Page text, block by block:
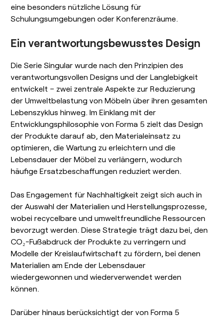
eine besonders nützliche Lösung für
Schulungsumgebungen oder Konferenzräume.
Ein verantwortungsbewusstes Design
Die Serie Singular wurde nach den Prinzipien des
verantwortungsvollen Designs und der Langlebigkeit
entwickelt – zwei zentrale Aspekte zur Reduzierung
der Umweltbelastung von Möbeln über ihren gesamten
Lebenszyklus hinweg. Im Einklang mit der
Entwicklungsphilosophie von Forma 5 zielt das Design
der Produkte darauf ab, den Materialeinsatz zu
optimieren, die Wartung zu erleichtern und die
Lebensdauer der Möbel zu verlängern, wodurch
häufige Ersatzbeschaffungen reduziert werden.
Das Engagement für Nachhaltigkeit zeigt sich auch in
der Auswahl der Materialien und Herstellungsprozesse,
wobei recycelbare und umweltfreundliche Ressourcen
bevorzugt werden. Diese Strategie trägt dazu bei, den
CO₂-Fußabdruck der Produkte zu verringern und
Modelle der Kreislaufwirtschaft zu fördern, bei denen
Materialien am Ende der Lebensdauer
wiedergewonnen und wiederverwendet werden
können.
Darüber hinaus berücksichtigt der von Forma 5